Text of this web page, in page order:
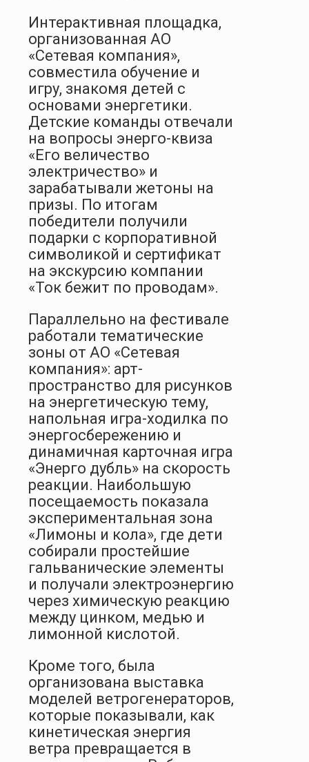
Интерактивная площадка,
организованная АО
«Сетевая компания»,
совместила обучение и
игру, знакомя детей с
основами энергетики.
Детские команды отвечали
на вопросы энерго-квиза
«Его величество
электричество» и
зарабатывали жетоны на
призы. По итогам
победители получили
подарки с корпоративной
символикой и сертификат
на экскурсию компании
«Ток бежит по проводам».
Параллельно на фестивале
работали тематические
зоны от АО «Сетевая
компания»: арт-
пространство для рисунков
на энергетическую тему,
напольная игра-ходилка по
энергосбережению и
динамичная карточная игра
«Энерго дубль» на скорость
реакции. Наибольшую
посещаемость показала
экспериментальная зона
«Лимоны и кола», где дети
собирали простейшие
гальванические элементы
и получали электроэнергию
через химическую реакцию
между цинком, медью и
лимонной кислотой.
Кроме того, была
организована выставка
моделей ветрогенераторов,
которые показывали, как
кинетическая энергия
ветра превращается в